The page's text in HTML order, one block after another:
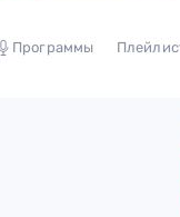
Программы